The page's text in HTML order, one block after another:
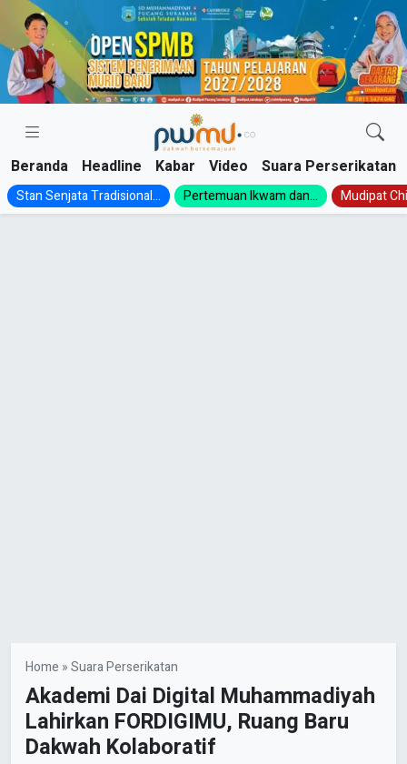
Skip
content
Beranda Headline Kabar Video Suara Perserikatan
Stan Senjata Tradisional... Pertemuan Ikwam dan... Mudipat
Home »Suara Perserikatan
Akademi Dai Digital Muhammadiyah
Lahirkan FORDIGIMU, Ruang Baru
Dakwah Kolaboratif